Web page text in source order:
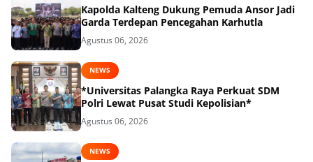
Kapolda Kalteng Dukung Pemuda Ansor Jadi
Garda Terdepan Pencegahan Karhutla
Agustus 06, 2026
NEWS
*Universitas Palangka Raya Perkuat SDM
Polri Lewat Pusat Studi Kepolisian*
Agustus 06, 2026
NEWS